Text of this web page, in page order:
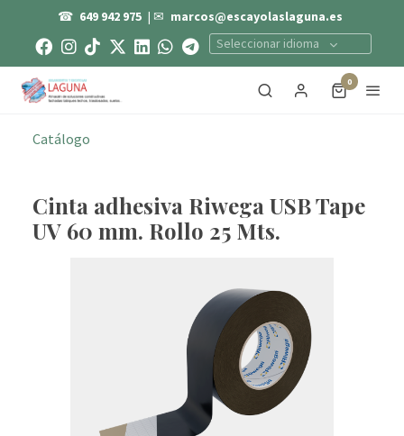
☎ 649 942 975 | ✉ marcos@escayolaslaguna.es
Seleccionar idioma
0
Catálogo
Cinta adhesiva Riwega USB Tape
UV 60 mm. Rollo 25 Mts.